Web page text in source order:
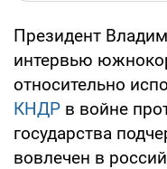
Президент
интервью
относительно
КНДР в войне
государства
вовлечен в